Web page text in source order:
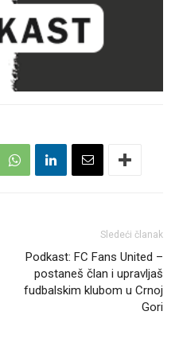
Sledeći članak
Podkast: FC Fans United –
postaneš član i upravljaš
fudbalskim klubom u Crnoj
Gori